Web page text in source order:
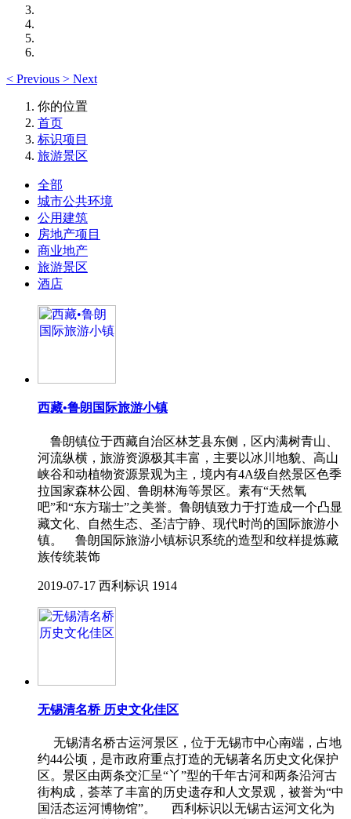
< Previous > Next
你的位置
首页
标识项目
旅游景区
全部
城市公共环境
公用建筑
房地产项目
商业地产
旅游景区
酒店
西藏•鲁朗国际旅游小镇
鲁朗镇位于西藏自治区林芝县东侧，区内满树青山、
河流纵横，旅游资源极其丰富，主要以冰川地貌、高山
峡谷和动植物资源景观为主，境内有4A级自然景区色季
拉国家森林公园、鲁朗林海等景区。素有“天然氧
吧”和“东方瑞士”之美誉。鲁朗镇致力于打造成一个凸显
藏文化、自然生态、圣洁宁静、现代时尚的国际旅游小
镇。 鲁朗国际旅游小镇标识系统的造型和纹样提炼藏
族传统装饰
2019-07-17 西利标识 1914
无锡清名桥 历史文化佳区
无锡清名桥古运河景区，位于无锡市中心南端，占地
约44公顷，是市政府重点打造的无锡著名历史文化保护
区。景区由两条交汇呈“丫”型的千年古河和两条沿河古
街构成，荟萃了丰富的历史遗存和人文景观，被誉为“中
国活态运河博物馆”。 西利标识以无锡古运河文化为